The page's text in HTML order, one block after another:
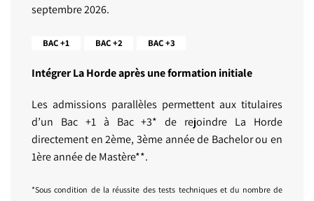
septembre 2026.
BAC +1 BAC +2 BAC +3
Intégrer La Horde après une formation initiale
Les admissions parallèles permettent aux titulaires
d’un Bac +1 à Bac +3* de rejoindre La Horde
directement en 2ème, 3ème année de Bachelor ou en
1ère année de Mastère**.
*Sous condition de la réussite des tests techniques et du nombre de